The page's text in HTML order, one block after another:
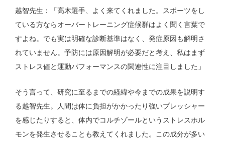
越智先生：「高木選手、よく来てくれました。スポーツをし
ている方ならオーバートレーニング症候群はよく聞く言葉で
すよね。でも実は明確な診断基準はなく、発症原因も解明さ
れていません。予防には原因解明が必要だと考え、私はまず
ストレス値と運動パフォーマンスの関連性に注目しました」
そう言って、研究に至るまでの経緯や今までの成果を説明す
る越智先生。人間は体に負担がかかったり強いプレッシャー
を感じたりすると、体内でコルチゾールというストレスホル
モンを発生させることも教えてくれました。この成分が多い